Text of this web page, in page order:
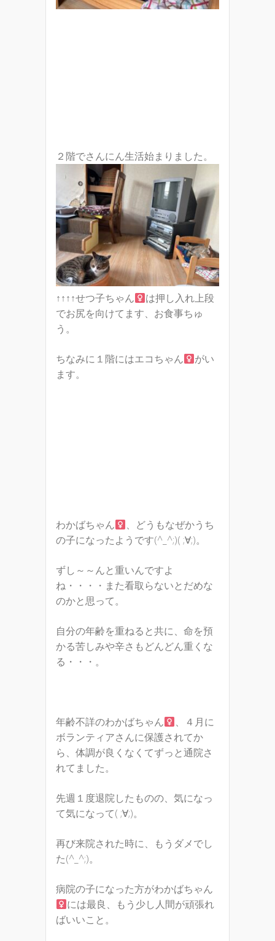
２階でさんにん生活始まりました。
↑↑↑↑せつ子ちゃん
は押し入れ上段
でお尻を向けてます、お食事ちゅ
う。
ちなみに１階にはエコちゃん
がい
ます。
わかばちゃん
、どうもなぜかうち
の子になったようです(^_^;)( ;∀;)。
ずし～～んと重いんですよ
ね・・・・また看取らないとだめな
のかと思って。
自分の年齢を重ねると共に、命を預
かる苦しみや辛さもどんどん重くな
る・・・。
年齢不詳のわかばちゃん
、４月に
ボランティアさんに保護されてか
ら、体調が良くなくてずっと通院さ
れてました。
先週１度退院したものの、気になっ
て気になって( ;∀;)。
再び来院された時に、もうダメでし
た(^_^;)。
病院の子になった方がわかばちゃん
には最良、もう少し人間が頑張れ
ばいいこと。